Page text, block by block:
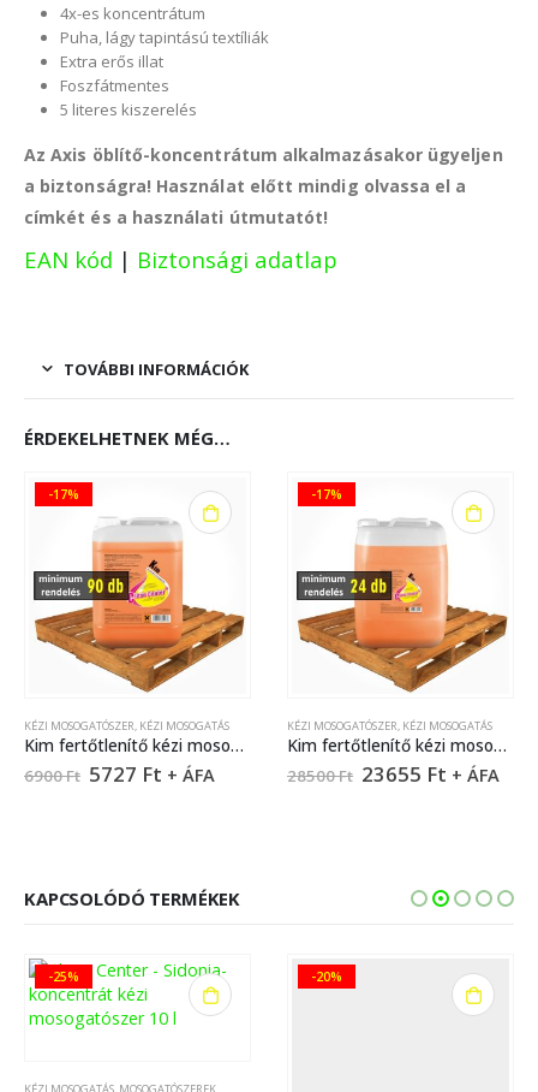
4x-es koncentrátum
Puha, lágy tapintású textíliák
Extra erős illat
Foszfátmentes
5 literes kiszerelés
Az Axis öblítő-koncentrátum alkalmazásakor ügyeljen
a biztonságra! Használat előtt mindig olvassa el a
címkét és a használati útmutatót!
EAN kód | Biztonsági adatlap
TOVÁBBI INFORMÁCIÓK
ÉRDEKELHETNEK MÉG…
-17%
KÉZI MOSOGATÓSZER, KÉZI MOSOGATÁS
Kim fertőtlenítő kézi mosogatószer – 5 liter
6900Ft 5727 Ft + ÁFA
-17%
KÉZI MOSOGATÓSZER, KÉZI MOSOGATÁS
Kim fertőtlenítő kézi mosogatószer – 22 liter
28500Ft 23655 Ft + ÁFA
KAPCSOLÓDÓ TERMÉKEK
-20%